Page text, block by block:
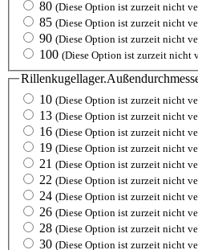
80 (Diese Option ist zurzeit nicht
85 (Diese Option ist zurzeit nicht
90 (Diese Option ist zurzeit nicht
100 (Diese Option ist zurzeit nicht
10 (Diese Option ist zurzeit nicht
13 (Diese Option ist zurzeit nicht
16 (Diese Option ist zurzeit nicht
19 (Diese Option ist zurzeit nicht
21 (Diese Option ist zurzeit nicht
22 (Diese Option ist zurzeit nicht
24 (Diese Option ist zurzeit nicht
26 (Diese Option ist zurzeit nicht
28 (Diese Option ist zurzeit nicht
30 (Diese Option ist zurzeit nicht